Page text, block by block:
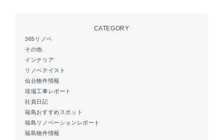
CATEGORY
365リノベ
その他
インテリア
リノベテイスト
仙台物件情報
現場工事レポート
社員日記
福島おすすめスポット
福島リノベーションレポート
福島物件情報